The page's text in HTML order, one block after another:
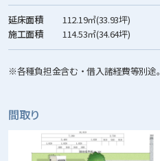
延床面積
112.19㎡(33.93坪)
施工面積
114.53㎡(34.64坪)
※各種負担金含む・借入諸経費等別途。
間取り